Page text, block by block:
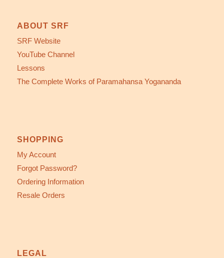
ABOUT SRF
SRF Website
YouTube Channel
Lessons
The Complete Works of Paramahansa Yogananda
SHOPPING
My Account
Forgot Password?
Ordering Information
Resale Orders
LEGAL